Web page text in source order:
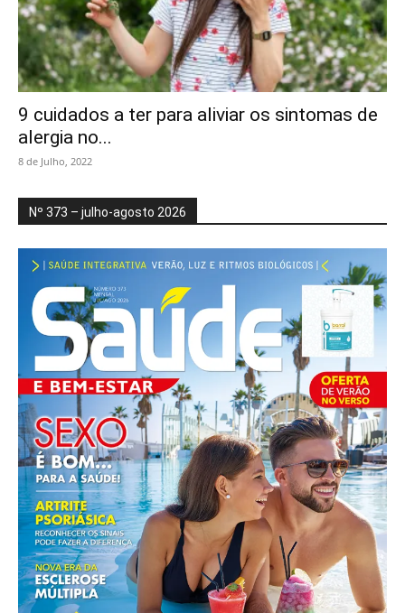
9 cuidados a ter para aliviar os sintomas de
alergia no...
8 de Julho, 2022
Nº 373 – julho-agosto 2026